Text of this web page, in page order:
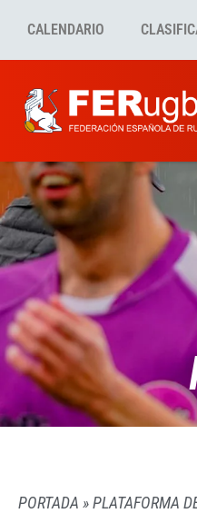
CALENDARIO
PORTADA »PLATAFORMA